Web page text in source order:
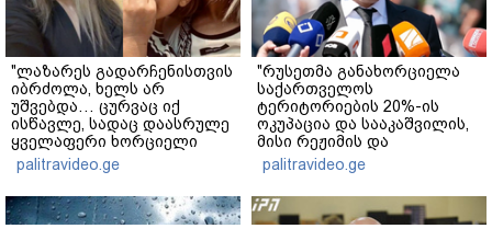
"ლაზარეს გადარჩენისთვის
იბრძოლა, ხელს არ
უშვებდა… ცურვაც იქ
ისწავლე, სადაც დაასრულე
ყველაფერი ხორციელი
ცხოვრებიდან" – რას წერს
ხობში დაღუპული დედა-
შვილის ახლობელი?
palitravideo.ge
"რუსეთმა განახორციელა
საქართველოს
ტერიტორიების 20%-ის
ოკუპაცია და სააკაშვილის,
მისი რეჟიმის და
"ნაცმოძრაობის" ღალატი
ვერანაირად ვერ
გადაფარავს ამ
დანაშაულს" - ირაკლი
კობახიძე
palitravideo.ge